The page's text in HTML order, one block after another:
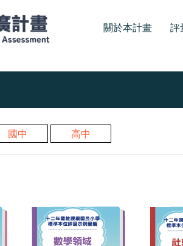
關於本計畫 評
畫-各科評量
國中 高中